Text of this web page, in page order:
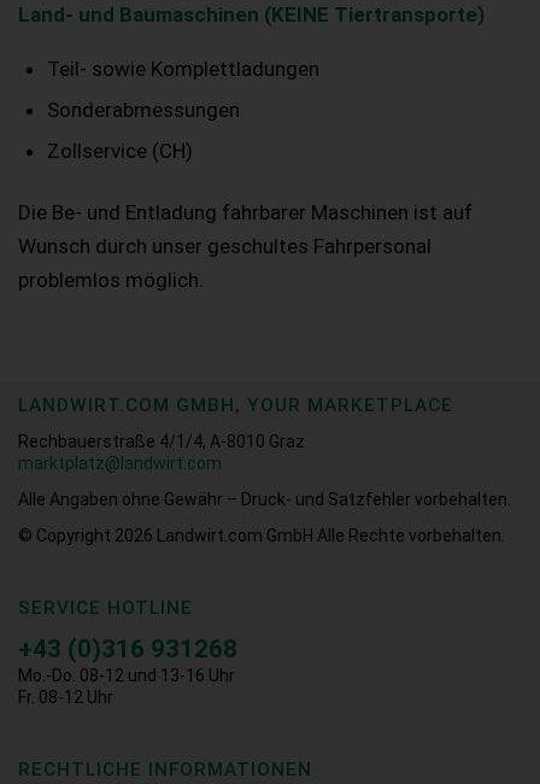
Land- und Baumaschinen (KEINE Tiertransporte)
Teil- sowie Komplettladungen
Sonderabmessungen
Zollservice (CH)
Die Be- und Entladung fahrbarer Maschinen ist auf
Wunsch durch unser geschultes Fahrpersonal
problemlos möglich.
LANDWIRT.COM GMBH, YOUR MARKETPLACE
Rechbauerstraße 4/1/4, A-8010 Graz
marktplatz@landwirt.com
Alle Angaben ohne Gewähr – Druck- und Satzfehler vorbehalten.
© Copyright 2026
Landwirt.com GmbH Alle Rechte vorbehalten.
SERVICE HOTLINE
+43 (0)316 931268
Mo.-Do. 08-12 und 13-16 Uhr
Fr. 08-12 Uhr
RECHTLICHE INFORMATIONEN